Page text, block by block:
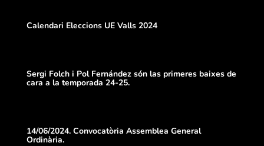
Calendari Eleccions UE Valls 2024
Sergi Folch i Pol Fernández són las primeres baixes de
cara a la temporada 24-25.
14/06/2024. Convocatòria Assemblea General
Ordinària.